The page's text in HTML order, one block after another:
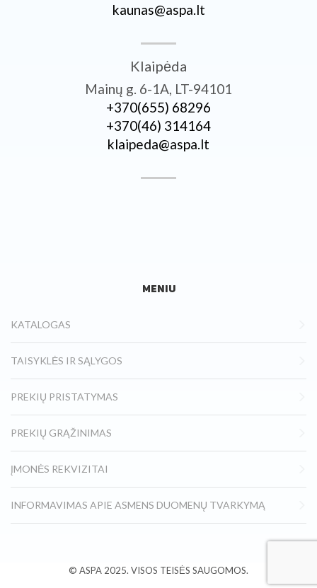
kaunas@aspa.lt
Klaipėda
Mainų g. 6-1A, LT-94101
+370­(655) 68296
+370­(46) 314164
klaipeda@aspa.lt
MENIU
KATALOGAS
TAISYKLĖS IR SĄLYGOS
PREKIŲ PRISTATYMAS
PREKIŲ GRĄŽINIMAS
ĮMONĖS REKVIZITAI
INFORMAVIMAS APIE ASMENS DUOMENŲ TVARKYMĄ
© ASPA 2025. VISOS TEISĖS SAUGOMOS.